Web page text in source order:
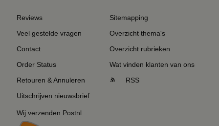
Reviews
Veel gestelde vragen
Contact
Order Status
Retouren & Annuleren
Uitschrijven nieuwsbrief
Wij verzenden Postnl
Sitemapping
Overzicht thema's
Overzicht rubrieken
Wat vinden klanten van ons
RSS